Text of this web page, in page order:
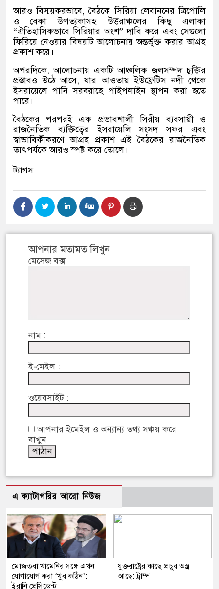
আরও বিস্ময়করভাবে, বৈঠকে সিরিয়া লেবাননের ত্রিপোলি
ও বেকা উপত্যকাসহ উত্তরাঞ্চলের কিছু এলাকা
“ঐতিহাসিকভাবে সিরিয়ার অংশ” দাবি করে এবং সেগুলো
ফিরিয়ে নেওয়ার বিষয়টি আলোচনায় অন্তর্ভুক্ত করার আগ্রহ
প্রকাশ করে।
অপরদিকে, আলোচনায় একটি আঞ্চলিক জলসম্পদ চুক্তির
প্রস্তাবও উঠে আসে, যার আওতায় ইউফ্রেটিস নদী থেকে
ইসরায়েলে পানি সরবরাহে পাইপলাইন স্থাপন করা হতে
পারে।
বৈঠকের পরপরই এক প্রভাবশালী সিরীয় ব্যবসায়ী ও
রাজনৈতিক ব্যক্তিত্বের ইসরায়েলি সংসদ সফর এবং
স্বাভাবিকীকরণে আগ্রহ প্রকাশ এই বৈঠকের রাজনৈতিক
তাৎপর্যকে আরও স্পষ্ট করে তোলে।
ট্যাগস
আপনার মতামত লিখুন
মেসেজ বক্স
নাম :
ই-মেইল :
ওয়েবসাইট :
আপনার ইমেইল ও অন্যান্য তথ্য সঞ্চয় করে
রাখুন
এ ক্যাটাগরির আরো নিউজ
মোজতবা খামেনির সঙ্গে এখন
যোগাযোগ করা ‘খুব কঠিন’:
ইরানি প্রেসিডেন্ট
যুক্তরাষ্ট্রের কাছে প্রচুর অস্ত্র
আছে: ট্রাম্প